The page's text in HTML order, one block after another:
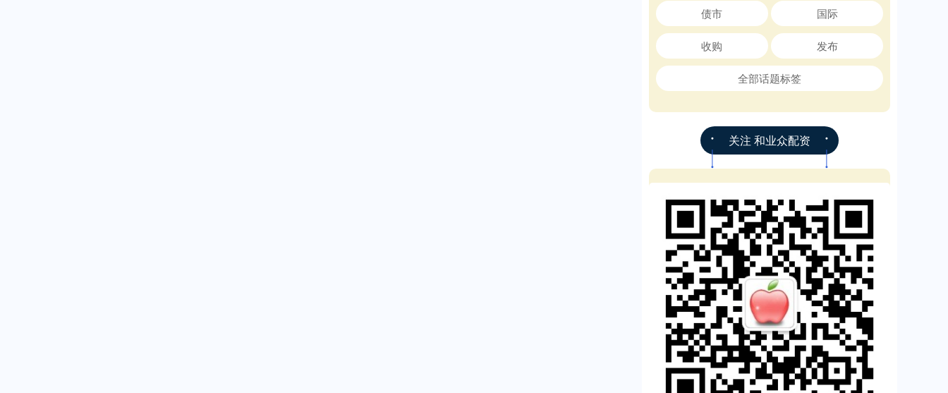
债市 国际
收购 发布
全部话题标签
关注 和业众配资